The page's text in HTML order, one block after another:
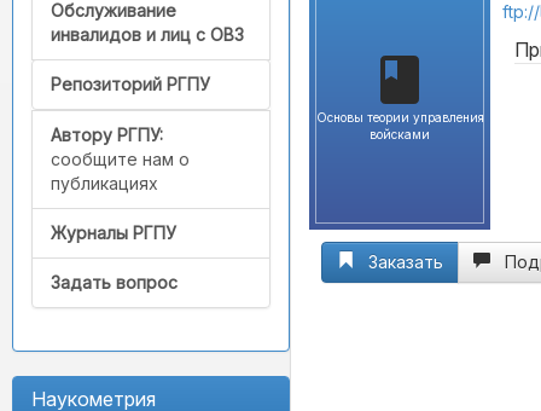
Обслуживание
инвалидов и лиц с ОВЗ
Репозиторий РГПУ
Автору РГПУ:
сообщите нам о
публикациях
Журналы РГПУ
Задать вопрос
Наукометрия
Основы теории управления
войсками
Заказать